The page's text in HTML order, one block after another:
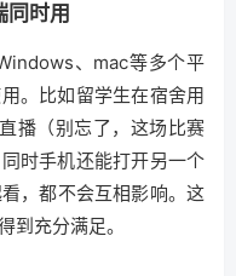
同时用
、mac等多个平
。比如留学生在宿舍用
播（别忘了，这场比赛
时手机还能打开另一个
，都不会互相影响。这
到充分满足。